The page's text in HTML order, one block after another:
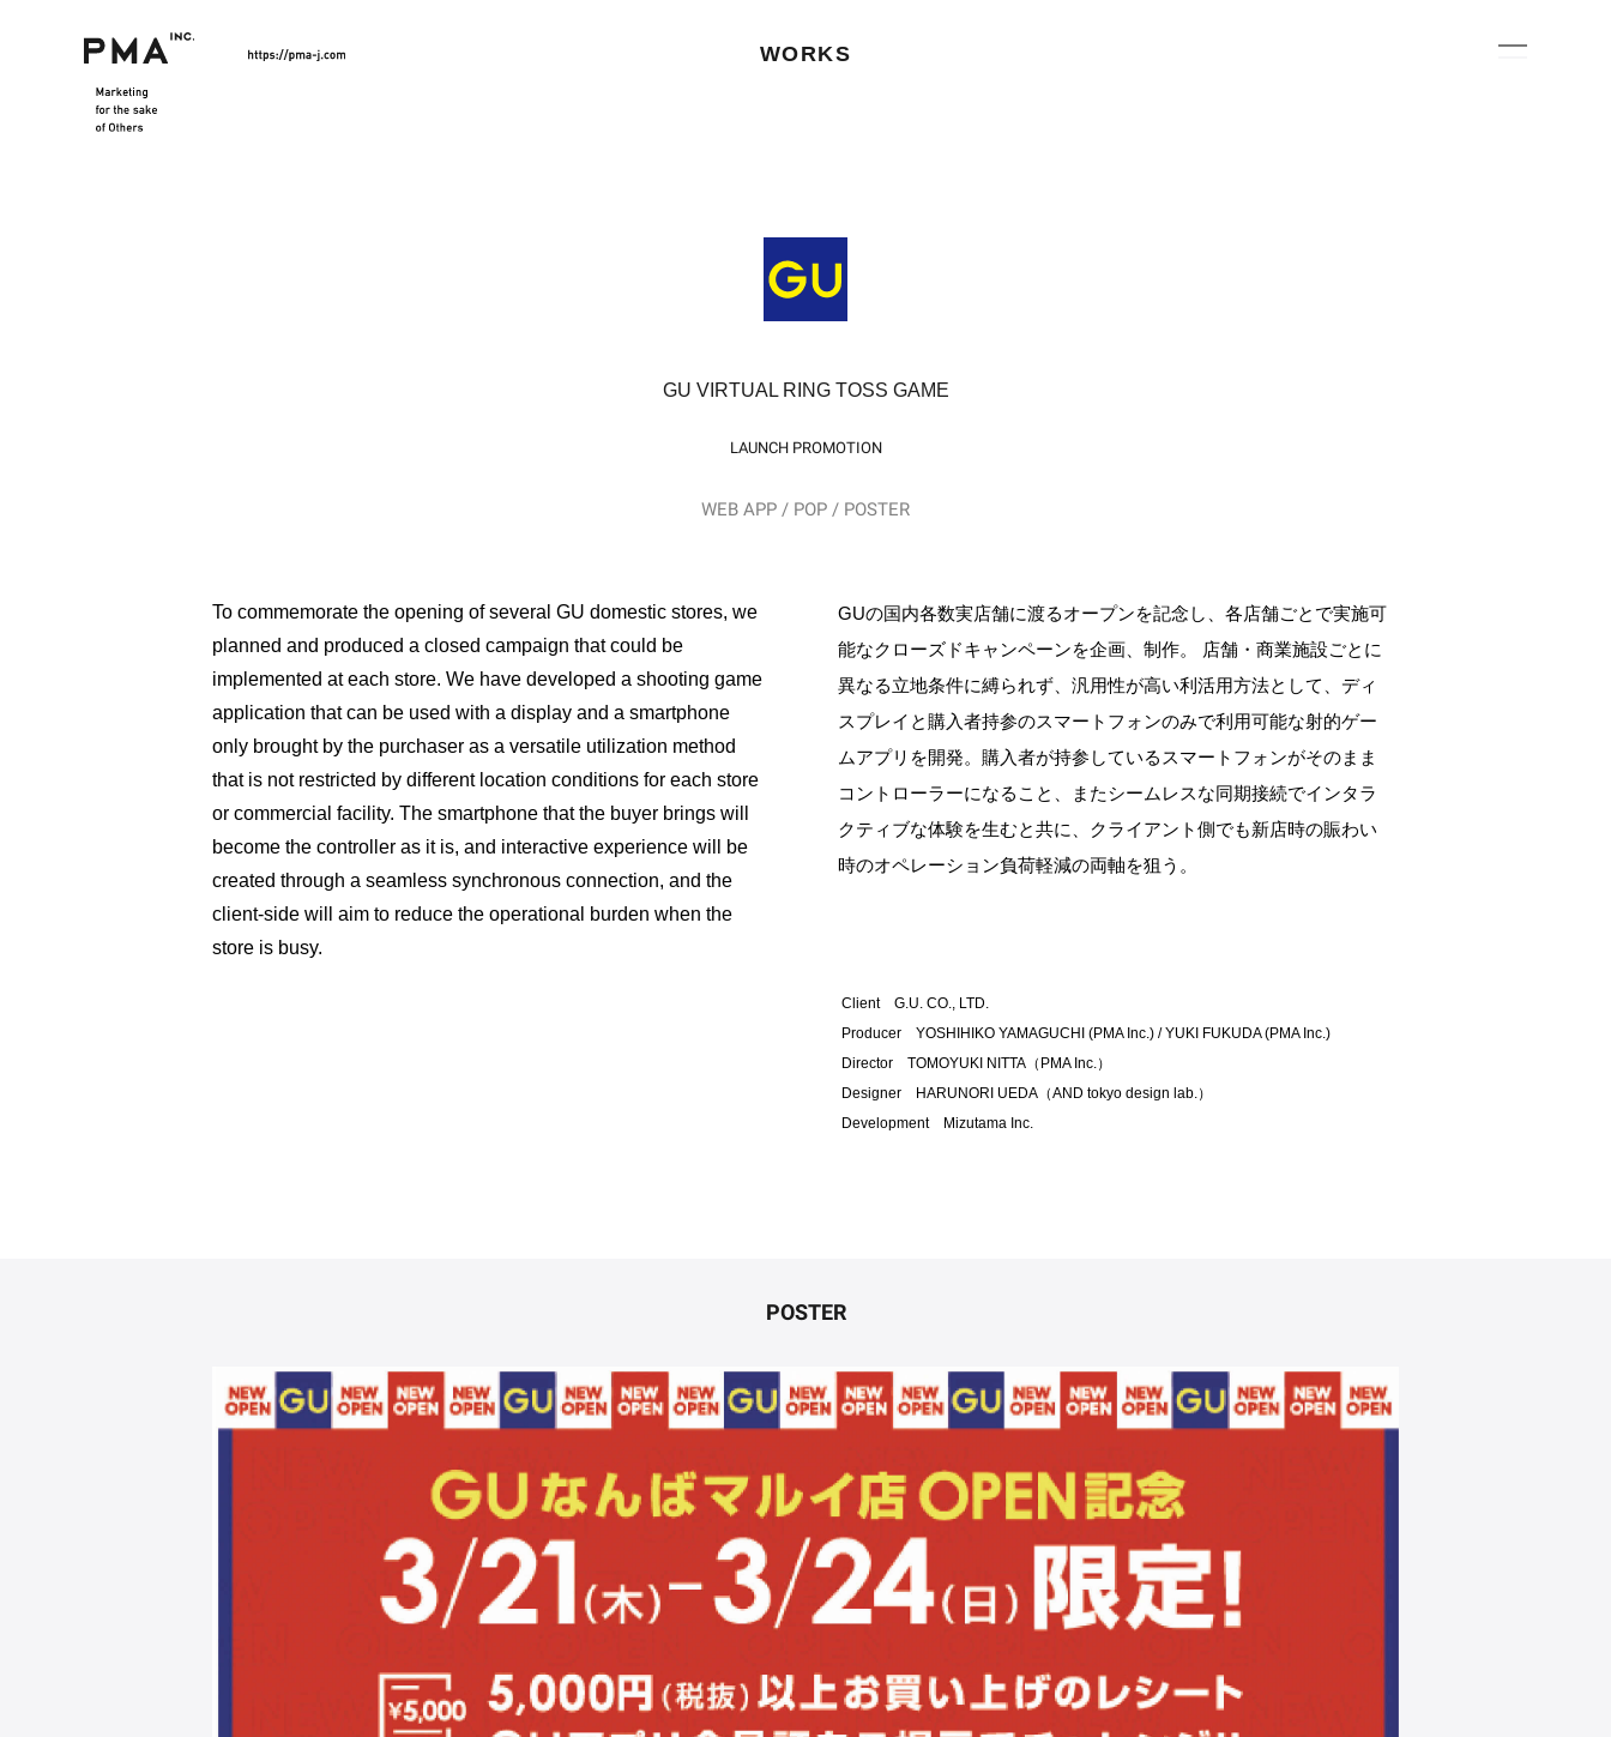
WORKS
GU VIRTUAL RING TOSS GAME
LAUNCH PROMOTION
WEB APP / POP / POSTER
To commemorate the opening of several GU domestic stores, we
planned and produced a closed campaign that could be
implemented at each store. We have developed a shooting game
application that can be used with a display and a smartphone
only brought by the purchaser as a versatile utilization method
that is not restricted by different location conditions for each store
or commercial facility. The smartphone that the buyer brings will
become the controller as it is, and interactive experience will be
created through a seamless synchronous connection, and the
client-side will aim to reduce the operational burden when the
store is busy.
GUの国内各数実店舗に渡るオープンを記念し、各店舗ごとで実施可
能なクローズドキャンペーンを企画、制作。 店舗・商業施設ごとに
異なる立地条件に縛られず、汎用性が高い利活用方法として、ディ
スプレイと購入者持参のスマートフォンのみで利用可能な射的ゲー
ムアプリを開発。購入者が持参しているスマートフォンがそのまま
コントローラーになること、またシームレスな同期接続でインタラ
クティブな体験を生むと共に、クライアント側でも新店時の賑わい
時のオペレーション負荷軽減の両軸を狙う。
Client G.U. CO., LTD.
Producer YOSHIHIKO YAMAGUCHI (PMA Inc.) / YUKI FUKUDA (PMA Inc.)
Director TOMOYUKI NITTA（PMA Inc.）
Designer HARUNORI UEDA（AND tokyo design lab.）
Development Mizutama Inc.
POSTER